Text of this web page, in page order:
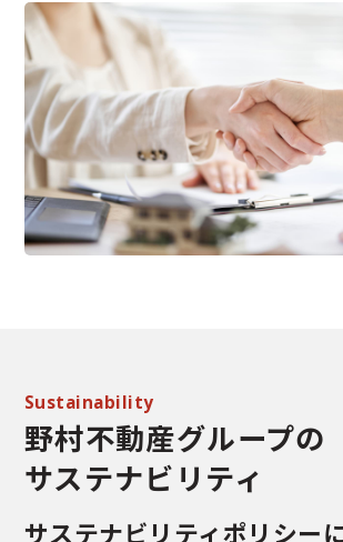
Sustainability
野村不動産グループの
サステナビリティ
サステナビリティポリシー